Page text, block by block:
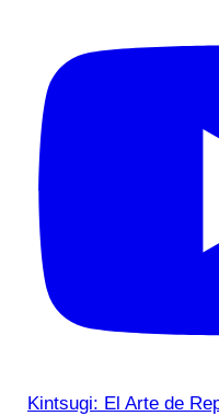
Kintsugi: El Arte de